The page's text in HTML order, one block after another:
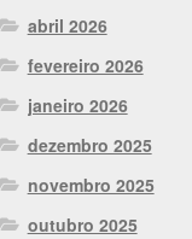
abril 2026
fevereiro 2026
janeiro 2026
dezembro 2025
novembro 2025
outubro 2025